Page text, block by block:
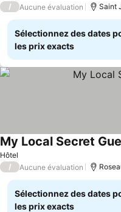
/ Aucune évaluation Saint
Sélectionnez des dates
les prix exacts
Hôtel
My Local Secret
/ Aucune évaluation
Sélectionnez des dates
les prix exacts